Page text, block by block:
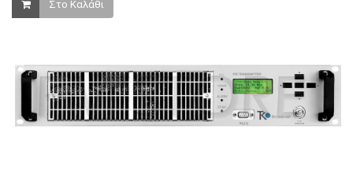
Στο Καλάθι